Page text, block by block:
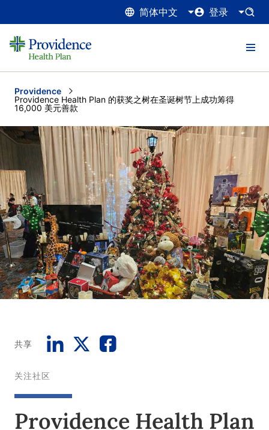
简体中文 登录
Providence
Current:
Providence Health Plan 的获奖之树在圣诞树节上成功筹得
16,000 美元善款
共享
关注社区
Providence Health Plan